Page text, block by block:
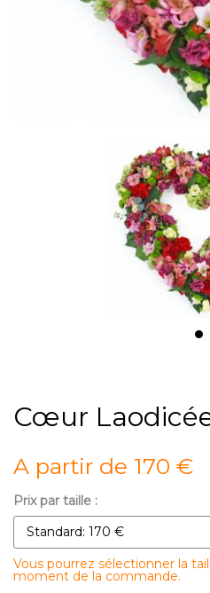
Cœur
A partir de 170 €
Prix par taille :
Vous pourrez sélectionner la
moment de la commande.